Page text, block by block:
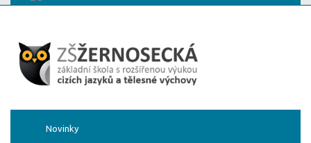
Novinky